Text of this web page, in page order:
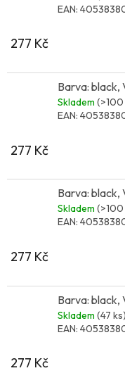
EAN:
277 Kč
Barva: black,
Skladem (>100
EAN:
277 Kč
Barva: black,
Skladem (>100
EAN:
277 Kč
Barva: black,
Skladem (47 ks)
EAN:
277 Kč